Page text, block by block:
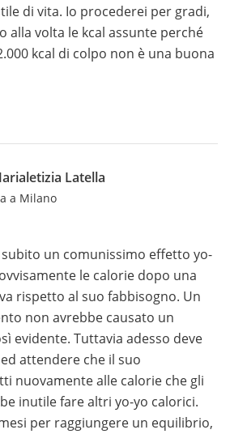
di vita. Io procederei per gradi,
alla volta le kcal assunte perché
kcal di colpo non è una buona
Latella
a Milano
un comunissimo effetto yo-
le calorie dopo una
rispetto al suo fabbisogno. Un
non avrebbe causato un
evidente. Tuttavia adesso deve
attendere che il suo
nuovamente alle calorie che gli
inutile fare altri yo-yo calorici.
per raggiungere un equilibrio,